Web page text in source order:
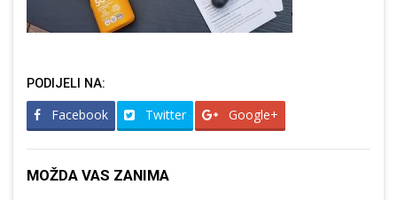
PODIJELI NA:
Facebook Twitter Google+
MOŽDA VAS ZANIMA